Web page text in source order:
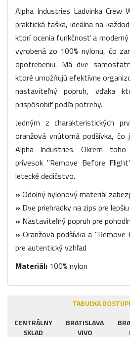
Alpha Industries Ladvinka
praktická taška, ideálna na
ktorí ocenia funkčnosť a
vyrobená zo 100% nylonu, čo
opotrebeniu. Má dve
ktoré umožňujú efektívne
nastaviteľný popruh, vďaka
prispôsobiť podľa potreby.
Jedným z charakteristických
oranžová vnútorná podšívka,
Alpha Industries. Okrem
prívesok "Remove Before
letecké dedičstvo.
» Odolný nylonový materiál
» Dve priehradky na zips pre
» Nastaviteľný popruh pre
»Oranžová podšívka a
pre autentický vzhľad
Materiál: 100% nylon
TABUĽKA
CENTRÁLNY
SKLAD
BRATISLAVA
VIVO